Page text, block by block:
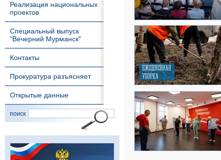
Реализация национальных
проектов
Специальный выпуск
"Вечерний Мурманск"
Контакты
Прокуратура разъясняет
Открытые данные
поиск